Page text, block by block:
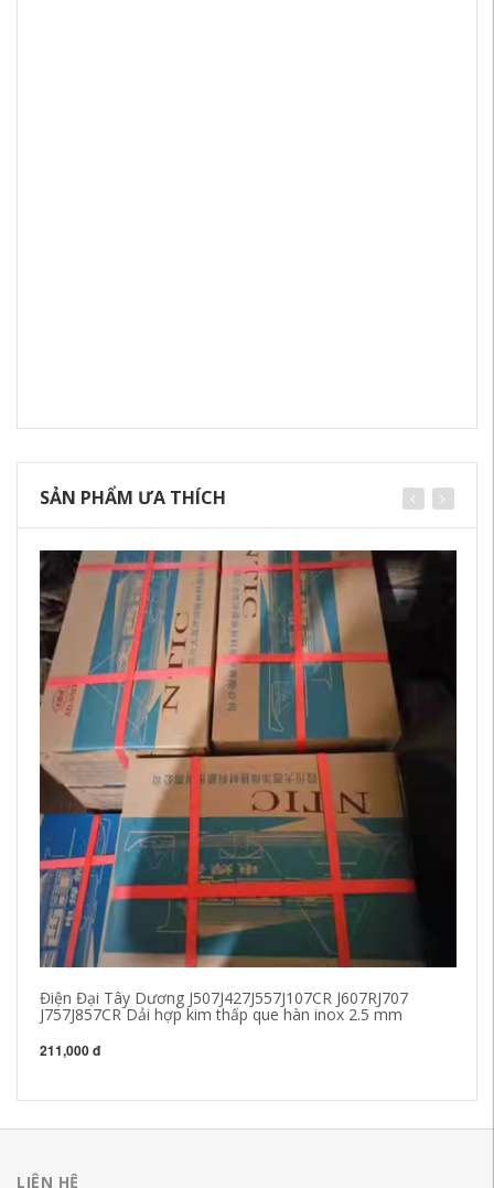
SẢN PHẨM ƯA THÍCH
Điện Đại Tây Dương J507J427J557J107CR J607RJ707
J757J857CR Dải hợp kim thấp que hàn inox 2.5 mm
211,000 đ
LIÊN HỆ